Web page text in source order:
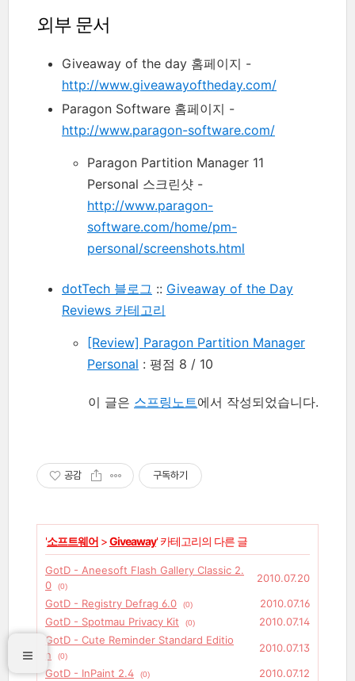
외부 문서
Giveaway of the day 홈페이지 -
http://www.giveawayoftheday.com/
Paragon Software 홈페이지 -
http://www.paragon-software.com/
Paragon Partition Manager 11
Personal 스크린샷 -
http://www.paragon-
software.com/home/pm-
personal/screenshots.html
dotTech 블로그 :: Giveaway of the Day
Reviews 카테고리
[Review] Paragon Partition Manager
Personal : 평점 8 / 10
이 글은 스프링노트에서 작성되었습니다.
공감 구독하기
'소프트웨어 >Giveaway' 카테고리의 다른 글
GotD - Aneesoft Flash Gallery Classic 2.
0
(0)
2010.07.20
GotD - Registry Defrag 6.0
(0)
2010.07.16
GotD - Spotmau Privacy Kit
(0)
2010.07.14
GotD - Cute Reminder Standard Editio
n
(0)
2010.07.13
GotD - InPaint 2.4
(0) 2010.07.12